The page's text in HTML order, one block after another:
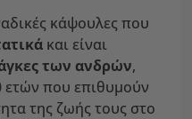
κάψουλες που
και είναι
των ανδρών,
ετών που επιθυμούν
της ζωής τους στο